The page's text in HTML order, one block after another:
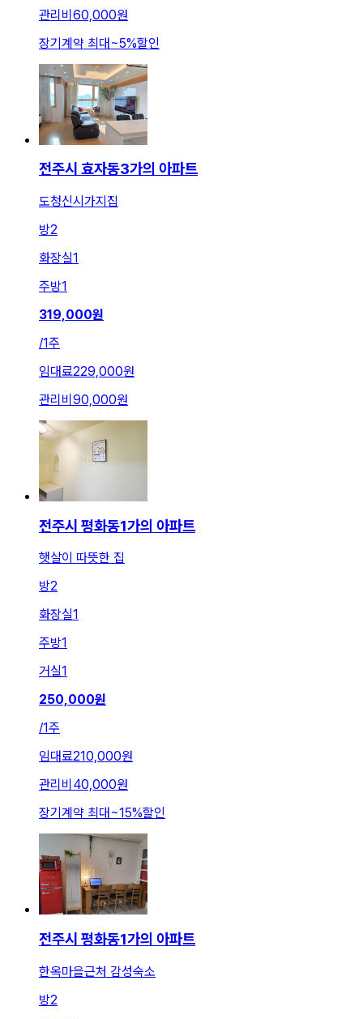
관리비 60,000원
장기계약 최대~5%할인
전주시 효자동3가의 아파트
도청신시가지집
방2
화장실1
주방1
319,000원
/1주
임대료229,000원
관리비 90,000원
전주시 평화동1가의 아파트
햇살이 따뜻한 집
방2
화장실1
주방1
거실1
250,000원
/1주
임대료210,000원
관리비 40,000원
장기계약 최대 ~15%할인
전주시 평화동1가의 아파트
한옥마을근처 감성숙소
방2